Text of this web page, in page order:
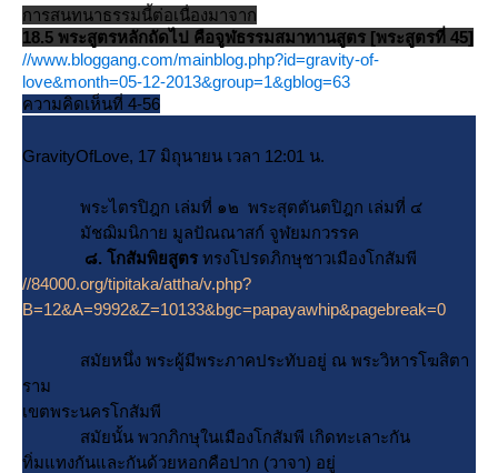
การสนทนาธรรมนี้ต่อเนื่องมาจาก
18.5 พระสูตรหลักถัดไป คือจูฬธรรมสมาทานสูตร [พระสูตรที่ 45]
//www.bloggang.com/mainblog.php?id=gravity-of-
love&month=05-12-2013&group=1&gblog=63
ความคิดเห็นที่ 4-56
GravityOfLove, 17 มิถุนายน เวลา 12:01 น.
พระไตรปิฎก เล่มที่ ๑๒ พระสุตตันตปิฎก เล่มที่ ๔
มัชฌิมนิกาย มูลปัณณาสก์ จูฬยมกวรรค
๘. โกสัมพิยสูตร ทรงโปรดภิกษุชาวเมืองโกสัมพี
//84000.org/tipitaka/attha/v.php?
B=12&A=9992&Z=10133&bgc=papayawhip&pagebreak=0
สมัยหนึ่ง พระผู้มีพระภาคประทับอยู่ ณ พระวิหารโฆสิตา
ราม
เขตพระนครโกสัมพี
สมัยนั้น พวกภิกษุในเมืองโกสัมพี เกิดทะเลาะกัน
ทิ่มแทงกันและกันด้วยหอกคือปาก (วาจา) อยู่